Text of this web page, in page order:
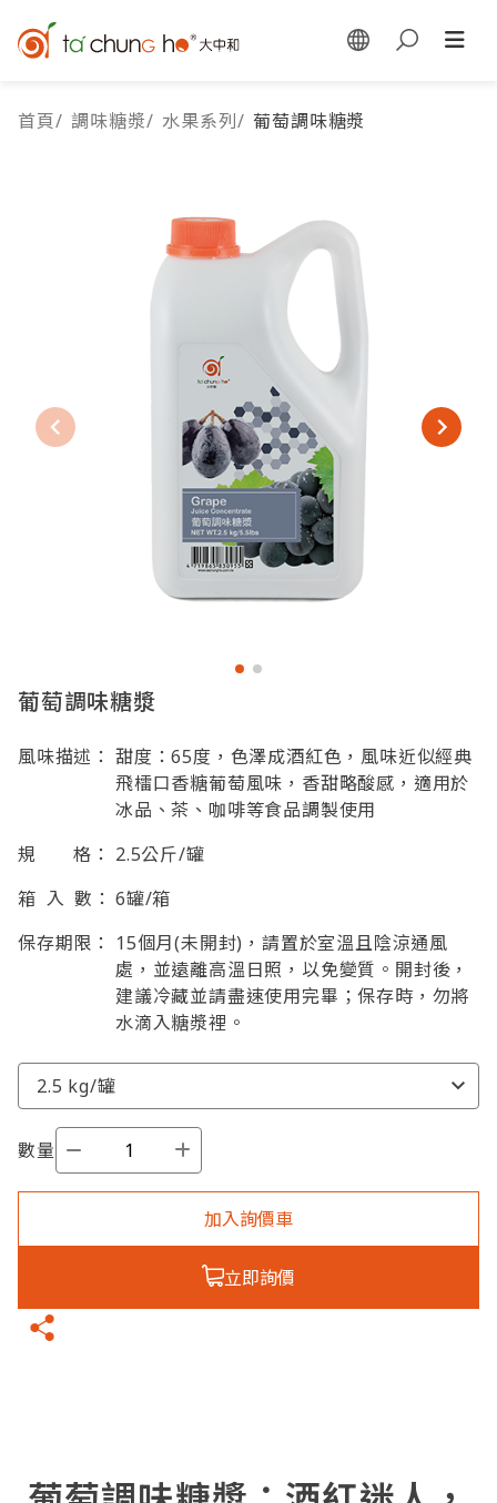
首頁/ 調味糖漿/ 水果系列/ 葡萄調味糖漿
葡萄調味糖漿
風味描述： 甜度：65度，色澤成酒紅色，風味近似經典
飛檑口香糖葡萄風味，香甜略酸感，適用於
冰品、茶、咖啡等食品調製使用
規 格： 2.5公斤/罐
箱 入 數： 6罐/箱
保存期限：
15個月(未開封)，請置於室溫且陰涼通風
處，並遠離高溫日照，以免變質。開封後，
建議冷藏並請盡速使用完畢；保存時，勿將
水滴入糖漿裡。
數量
加入詢價車
立即詢價